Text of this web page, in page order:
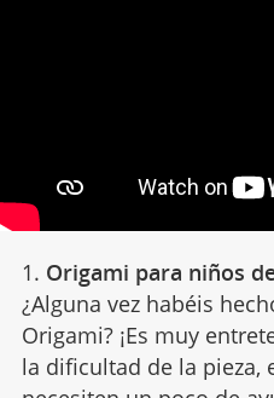
1. Origami para niños
¿Alguna vez habéis
Origami? ¡Es muy
la dificultad de la pieza,